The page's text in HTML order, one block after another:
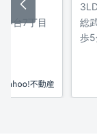
台7丁目
総
歩5